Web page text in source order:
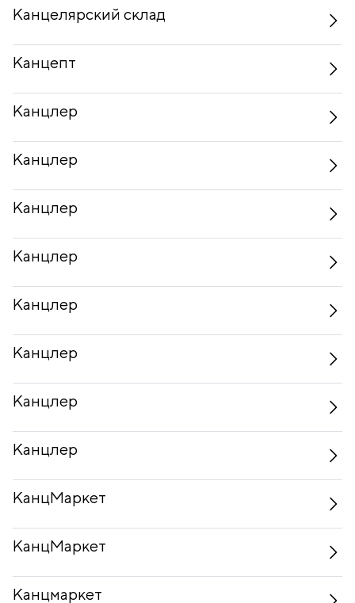
Канцелярский склад
Канцепт
Канцлер
Канцлер
Канцлер
Канцлер
Канцлер
Канцлер
Канцлер
Канцлер
КанцМаркет
КанцМаркет
Канцмаркет